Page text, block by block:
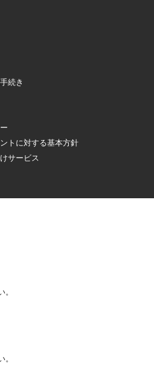
続き
トに対する基本方針
サービス